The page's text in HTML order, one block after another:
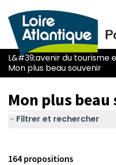
L&#39;avenir du tourisme
Mon plus beau souvenir
Mon plus
Filtrer et rechercher
164 propositions